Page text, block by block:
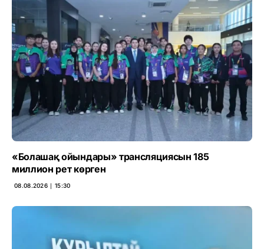
«Болашақ ойындары» трансляциясын 185
миллион рет көрген
08.08.2026 ∣ 15:30